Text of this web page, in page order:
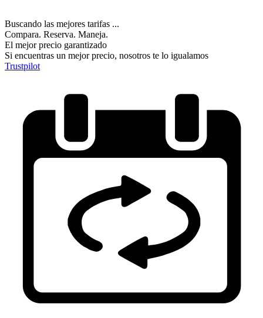
Buscando las mejores tarifas ...
Compara. Reserva. Maneja.
El mejor precio garantizado
Si encuentras un mejor precio, nosotros te lo igualamos
Trustpilot